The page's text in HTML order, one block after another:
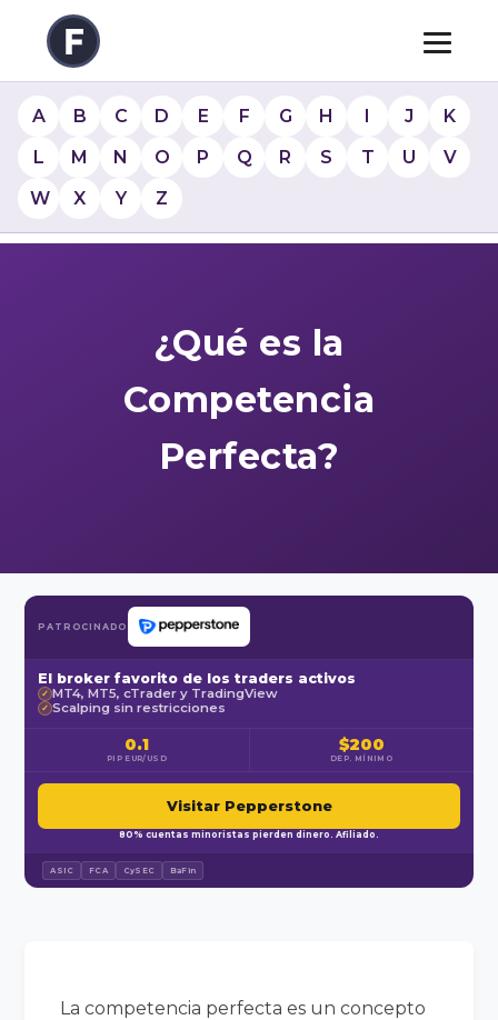
A B C D E F G H I J
K
L
M N O P Q R S T U
V
W
X Y Z
¿Qué es la
Competencia
Perfecta?
PATROCINADO
El broker favorito de los traders activos
✓ MT4, MT5, cTrader y TradingView
✓ Scalping sin restricciones
0.1
PIP EUR/USD
$200
DEP. MÍNIMO
Visitar Pepperstone
80% cuentas minoristas pierden dinero. Afiliado.
ASIC FCA CySEC BaFin
La competencia perfecta es un concepto